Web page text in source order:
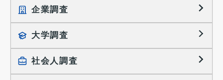
就職プロセス調査
就職活動TOPICS
大学生の実態調査
働きたい組織の特徴
企業調査
採用に関する調査
採用活動に関するレポート
大学調査
社会人調査